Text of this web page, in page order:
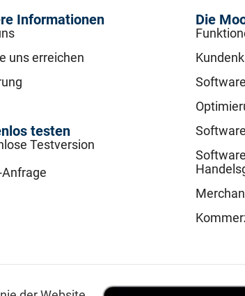
Informationen
uns erreichen
testen
Testversion
Die